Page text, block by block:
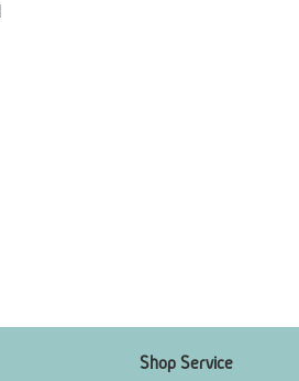
Shop Service